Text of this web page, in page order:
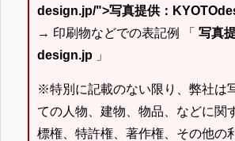
design.jp/">写真提供：
→ 印刷物などでの表記例 「 写真
design.jp 」
※特別に記載のない限り、弊社は
ての人物、建物、物品、などに関
標権、特許権、著作権、その他の